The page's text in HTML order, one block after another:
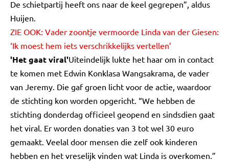
De schietpartij heeft ons naar de keel gegrepen”, aldus
Huijen.
ZIE OOK: Vader zoontje vermoorde Linda van der Giesen:
‘Ik moest hem iets verschrikkelijks vertellen’
'Het gaat viral'Uiteindelijk lukte het haar om in contact
te komen met Edwin Konklasa Wangsakrama, de vader
van Jeremy. Die gaf groen licht voor de actie, waardoor
de stichting kon worden opgericht. “We hebben de
stichting donderdag officieel geopend en sindsdien gaat
het viral. Er worden donaties van 3 tot wel 30 euro
gemaakt. Veelal door mensen die zelf ook kinderen
hebben en het vreselijk vinden wat Linda is overkomen.”